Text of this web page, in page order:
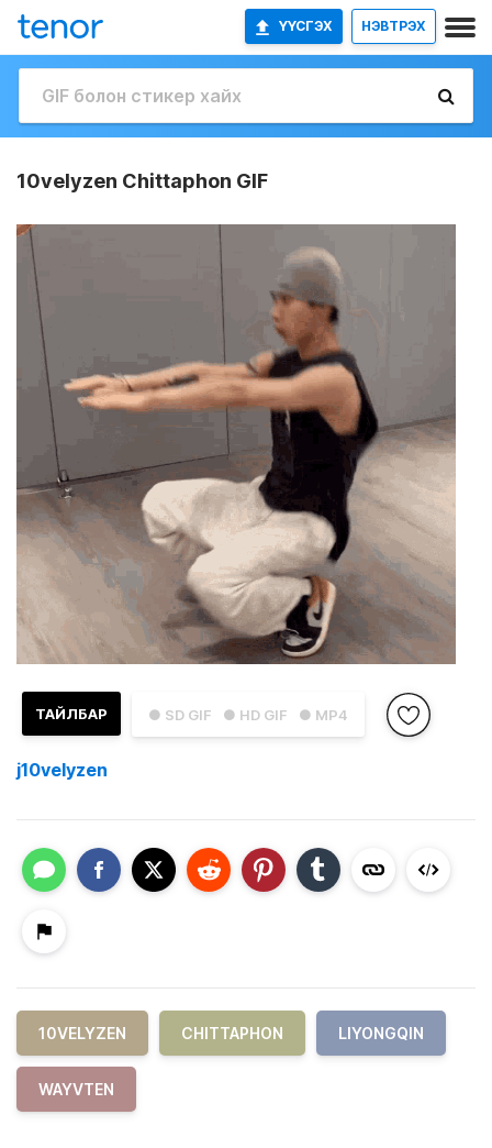
ҮҮСГЭХ НЭВТРЭХ
10velyzen Chittaphon GIF
● SD GIF ● HD GIF ● MP4
ТАЙЛБАР
j10velyzen
10VELYZEN CHITTAPHON LIYONGQIN
WAYVTEN